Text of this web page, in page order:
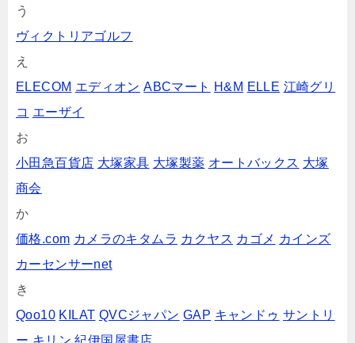
う
ヴィクトリアゴルフ
え
ELECOM エディオン ABCマート H&M ELLE 江崎グリ
コ エーザイ
お
小田急百貨店 大塚家具 大塚製薬 オートバックス 大塚
商会
か
価格.com カメラのキタムラ カクヤス カゴメ カインズ
カーセンサーnet
き
Qoo10 KILAT QVCジャパン GAP キャンドゥ サントリ
ー キリン 紀伊国屋書店